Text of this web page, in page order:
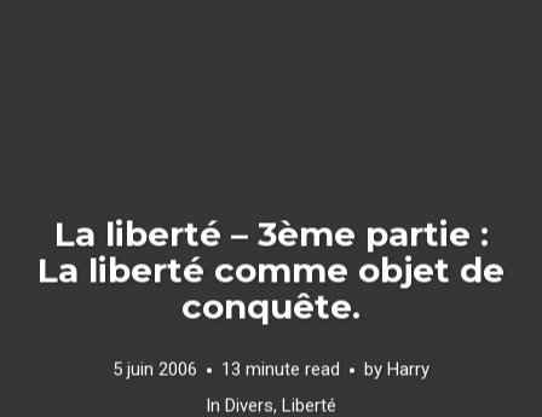
La liberté – 3ème partie :
La liberté comme objet de
conquête.
5 juin 2006 13 minute read by Harry
In Divers, Liberté